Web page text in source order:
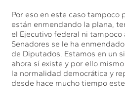
Por eso en este caso tampoco
están enmendando la plana,
el Ejecutivo federal ni tampoco
Senadores se le ha
de Diputados. Estamos en un
ahora sí existe y por ello
la normalidad democrática y
desde hace mucho tiempo